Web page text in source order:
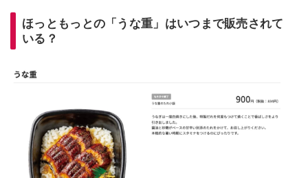
ほっともっとの「うな重」はいつまで販売されて
いる？